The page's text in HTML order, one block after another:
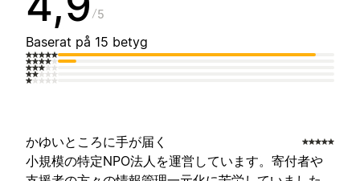
5
Baserat på 15 betyg
かゆいところに手が届く
小規模の特定NPO法人を運営しています。寄付者や